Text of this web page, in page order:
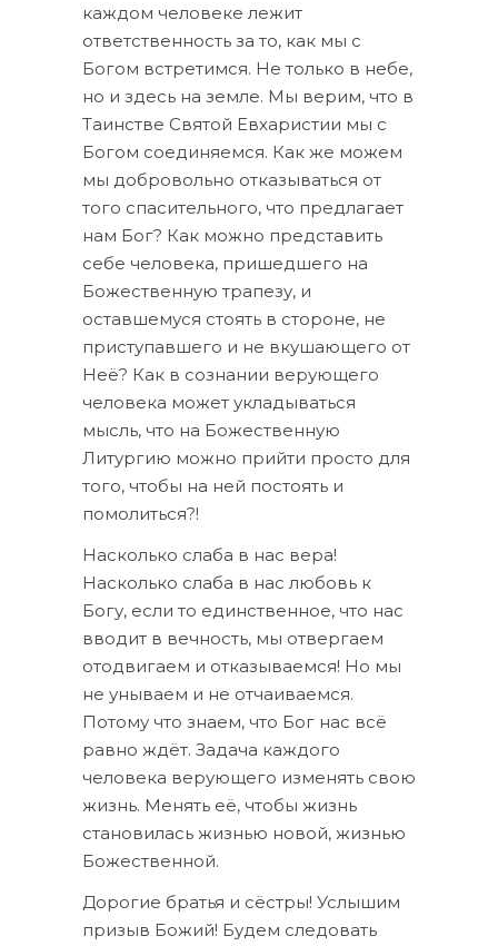
каждом человеке лежит
ответственность за то, как мы с
Богом встретимся. Не только в небе,
но и здесь на земле. Мы верим, что в
Таинстве Святой Евхаристии мы с
Богом соединяемся. Как же можем
мы добровольно отказываться от
того спасительного, что предлагает
нам Бог? Как можно представить
себе человека, пришедшего на
Божественную трапезу, и
оставшемуся стоять в стороне, не
приступавшего и не вкушающего от
Неё? Как в сознании верующего
человека может укладываться
мысль, что на Божественную
Литургию можно прийти просто для
того, чтобы на ней постоять и
помолиться?!
Насколько слаба в нас вера!
Насколько слаба в нас любовь к
Богу, если то единственное, что нас
вводит в вечность, мы отвергаем
отодвигаем и отказываемся! Но мы
не унываем и не отчаиваемся.
Потому что знаем, что Бог нас всё
равно ждёт. Задача каждого
человека верующего изменять свою
жизнь. Менять её, чтобы жизнь
становилась жизнью новой, жизнью
Божественной.
Дорогие братья и сёстры! Услышим
призыв Божий! Будем следовать